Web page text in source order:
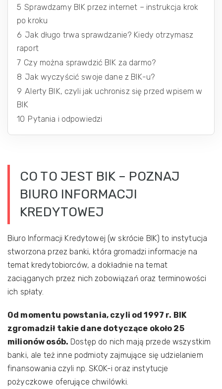
5 Sprawdzamy BIK przez internet – instrukcja krok
po kroku
6 Jak długo trwa sprawdzanie? Kiedy otrzymasz
raport
7 Czy można sprawdzić BIK za darmo?
8 Jak wyczyścić swoje dane z BIK-u?
9 Alerty BIK, czyli jak uchronisz się przed wpisem w
BIK
10 Pytania i odpowiedzi
CO TO JEST BIK – POZNAJ
BIURO INFORMACJI
KREDYTOWEJ
Biuro Informacji Kredytowej (w skrócie BIK) to instytucja
stworzona przez banki, która gromadzi informacje na
temat kredytobiorców, a dokładnie na temat
zaciąganych przez nich zobowiązań oraz terminowości
ich spłaty.
Od momentu powstania, czyli od 1997 r. BIK
zgromadził takie dane dotyczące około 25
milionów osób. Dostęp do nich mają przede wszystkim
banki, ale też inne podmioty zajmujące się udzielaniem
finansowania czyli np. SKOK-i oraz instytucje
pożyczkowe oferujące chwilówki.